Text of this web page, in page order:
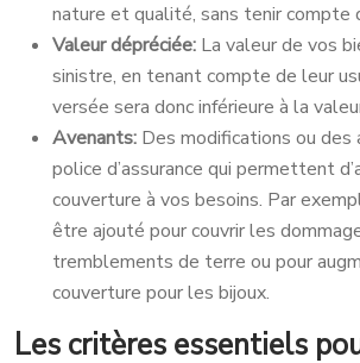
nature et qualité, sans tenir compte
Valeur dépréciée: La valeur de vos
sinistre, en tenant compte de leur
versée sera donc inférieure à la
Avenants: Des modifications ou des
police d’assurance qui permettent
couverture à vos besoins. Par
être ajouté pour couvrir les
tremblements de terre ou pour
couverture pour les bijoux.
Les critères essentiels